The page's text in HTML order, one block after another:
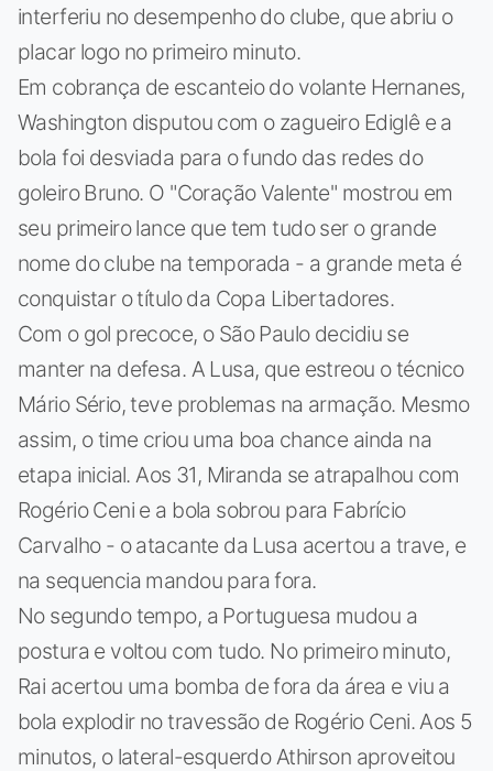
interferiu no desempenho do clube, que abriu o
placar logo no primeiro minuto.
Em cobrança de escanteio do volante Hernanes,
Washington disputou com o zagueiro Ediglê e a
bola foi desviada para o fundo das redes do
goleiro Bruno. O "Coração Valente" mostrou em
seu primeiro lance que tem tudo ser o grande
nome do clube na temporada - a grande meta é
conquistar o título da Copa Libertadores.
Com o gol precoce, o São Paulo decidiu se
manter na defesa. A Lusa, que estreou o técnico
Mário Sério, teve problemas na armação. Mesmo
assim, o time criou uma boa chance ainda na
etapa inicial. Aos 31, Miranda se atrapalhou com
Rogério Ceni e a bola sobrou para Fabrício
Carvalho - o atacante da Lusa acertou a trave, e
na sequencia mandou para fora.
No segundo tempo, a Portuguesa mudou a
postura e voltou com tudo. No primeiro minuto,
Rai acertou uma bomba de fora da área e viu a
bola explodir no travessão de Rogério Ceni. Aos 5
minutos, o lateral-esquerdo Athirson aproveitou